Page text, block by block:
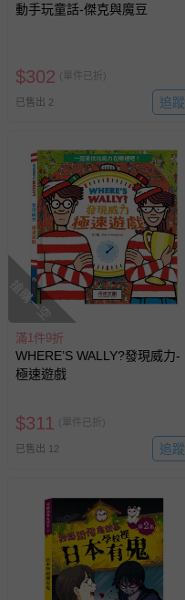
動手玩童話-傑克與魔豆
$302 (單件已折)
已售出 2 追蹤
搶購一空
滿1件9折
WHERE’S WALLY?發現威力-
極速遊戲
$311 (單件已折)
已售出 12 追蹤